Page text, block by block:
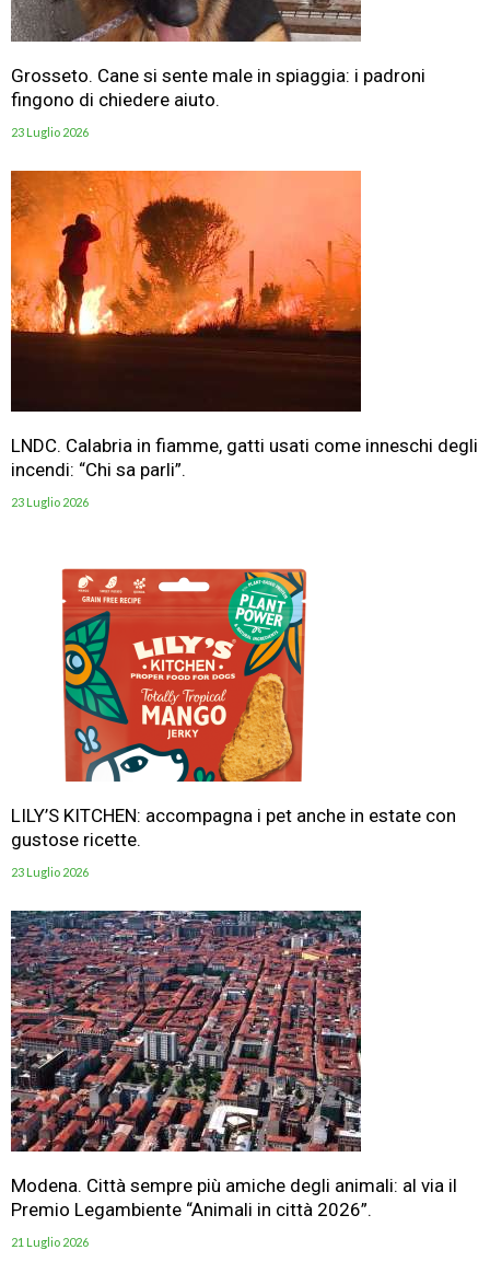
Grosseto. Cane si sente male in spiaggia: i padroni
fingono di chiedere aiuto.
23 Luglio 2026
LNDC. Calabria in fiamme, gatti usati come inneschi degli
incendi: “Chi sa parli”.
23 Luglio 2026
LILY’S KITCHEN: accompagna i pet anche in estate con
gustose ricette.
23 Luglio 2026
Modena. Città sempre più amiche degli animali: al via il
Premio Legambiente “Animali in città 2026”.
21 Luglio 2026